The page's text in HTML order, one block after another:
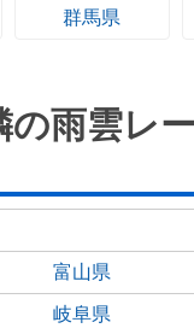
群馬県
の雨雲レ
富山県
岐阜県